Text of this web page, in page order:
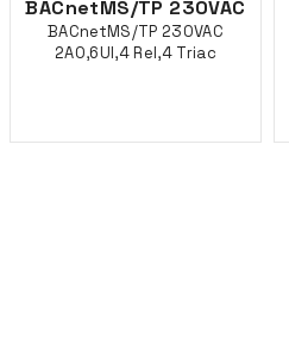
BACnetMS/TP 230VAC
BACnetMS/TP 230VAC
2AO,6UI,4 Rel,4 Triac